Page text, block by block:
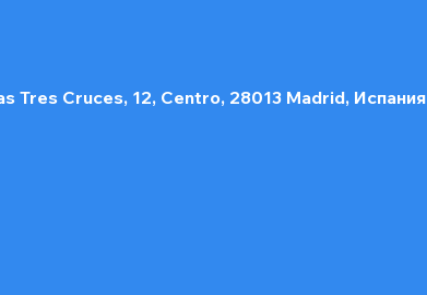
Tres Cruces, 12, Centro, 28013 Madrid, Испания